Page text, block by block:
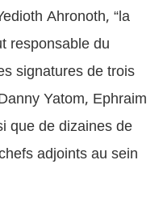
Ahronoth, “la
responsable du
signatures de trois
Yatom, Ephraim
que de dizaines de
adjoints au sein